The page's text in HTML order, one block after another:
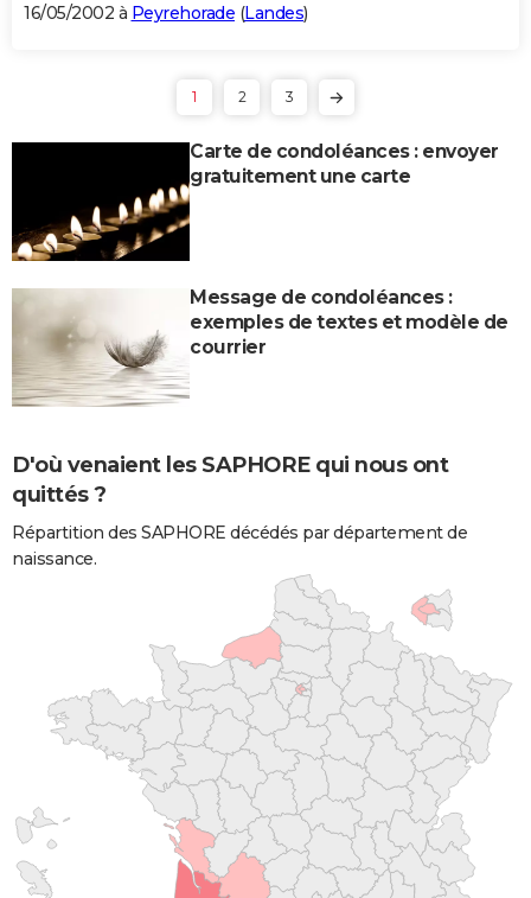
16/05/2002 à Peyrehorade (Landes)
1 2 3
Carte de condoléances : envoyer
gratuitement une carte
Message de condoléances :
exemples de textes et modèle de
courrier
D'où venaient les SAPHORE qui nous ont
quittés ?
Répartition des SAPHORE décédés par département de
naissance.